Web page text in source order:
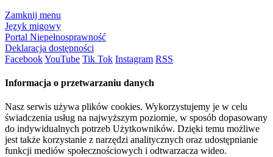
Zamknij menu
Język migowy
Portal Niepełnosprawność
Deklaracja dostępności
FacebookYouTube Tik Tok Instagram RSS
Informacja o przetwarzaniu danych
Nasz serwis używa plików cookies. Wykorzystujemy je w celu
świadczenia usług na najwyższym poziomie, w sposób dopasowany
do indywidualnych potrzeb Użytkowników. Dzięki temu możliwe
jest także korzystanie z narzędzi analitycznych oraz udostępnianie
funkcji mediów społecznościowych i odtwarzacza wideo.